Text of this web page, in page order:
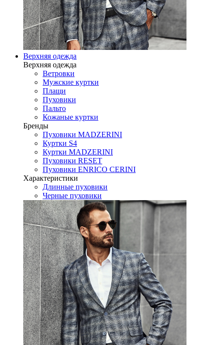
Верхняя одежда
Верхняя одежда
Ветровки
Мужские куртки
Плащи
Пуховики
Пальто
Кожаные куртки
Бренды
Пуховики MADZERINI
Куртки S4
Куртки MADZERINI
Пуховики RESET
Пуховики ENRICO CERINI
Характеристики
Длинные пуховики
Черные пуховики